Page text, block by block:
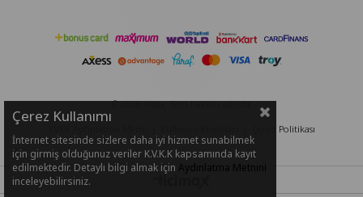
© 2026 Awox. Tüm hakları saklıdır.
Çerez Politikası
Çerez Kullanımı
İnternet sitesinde sizlere daha iyi hizmet sunabilmek
için girmiş olduğunuz veriler K.V.K.K kapsamında kayıt
edilmektedir. Detaylı bilgi almak için Aydınlatma Metnini
inceleyebilirsiniz.